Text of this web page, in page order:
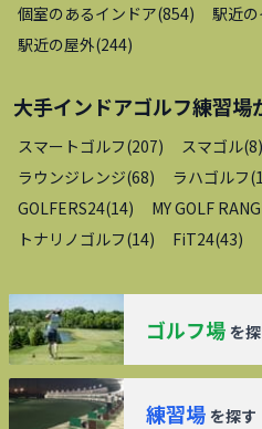
個室のあるインドア(854) 駅近
駅近の屋外(244)
大手インドアゴルフ練習場
スマートゴルフ(207) スマゴル(8)
ラウンジレンジ(68) ラハゴルフ(
GOLFERS24(14) MY GOLF
トナリノゴルフ(14) FiT24(43)
ゴルフ場 を
練習場 を探す